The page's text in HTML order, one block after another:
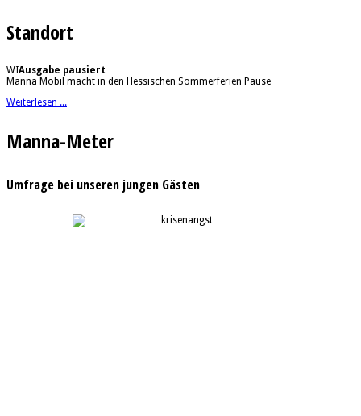
Standort
WIAusgabe pausiert
Manna Mobil macht in den Hessischen Sommerferien Pause
Weiterlesen ...
Manna-Meter
Umfrage bei unseren jungen Gästen